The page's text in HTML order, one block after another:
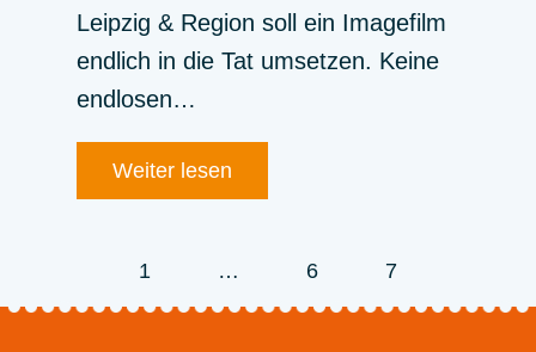
Leipzig & Region soll ein Imagefilm
endlich in die Tat umsetzen. Keine
endlosen…
Weiter lesen
1 … 6 7